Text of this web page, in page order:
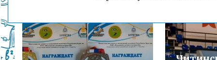
дошкольного образования и тел 32-41-13
Подробнее...